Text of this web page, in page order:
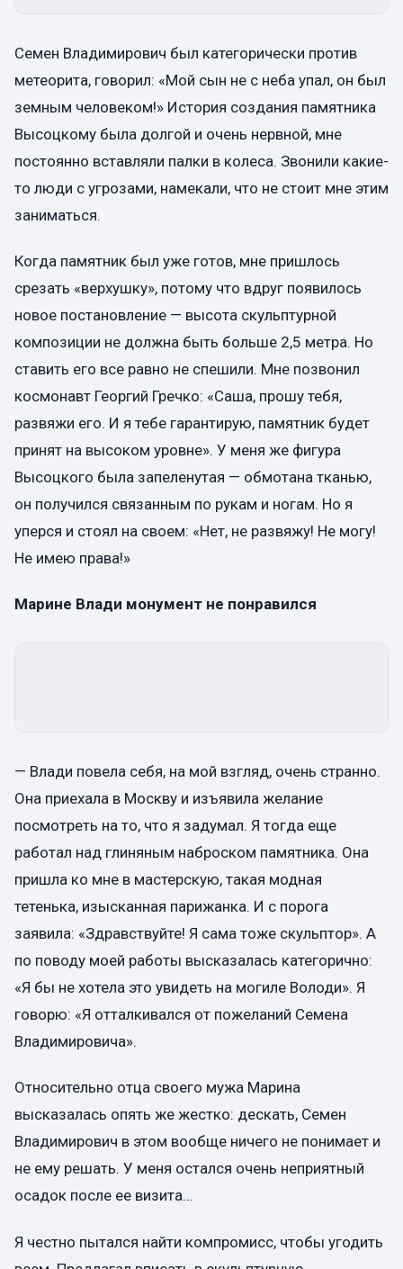
Семен Владимирович был категорически против
метеорита, говорил: «Мой сын не с неба упал, он был
земным человеком!» История создания памятника
Высоцкому была долгой и очень нервной, мне
постоянно вставляли палки в колеса. Звонили какие-
то люди с угрозами, намекали, что не стоит мне этим
заниматься.
Когда памятник был уже готов, мне пришлось
срезать «верхушку», потому что вдруг появилось
новое постановление — высота скульптурной
композиции не должна быть больше 2,5 метра. Но
ставить его все равно не спешили. Мне позвонил
космонавт Георгий Гречко: «Саша, прошу тебя,
развяжи его. И я тебе гарантирую, памятник будет
принят на высоком уровне». У меня же фигура
Высоцкого была запеленутая — обмотана тканью,
он получился связанным по рукам и ногам. Но я
уперся и стоял на своем: «Нет, не развяжу! Не могу!
Не имею права!»
Марине Влади монумент не понравился
— Влади повела себя, на мой взгляд, очень странно.
Она приехала в Москву и изъявила желание
посмотреть на то, что я задумал. Я тогда еще
работал над глиняным наброском памятника. Она
пришла ко мне в мастерскую, такая модная
тетенька, изысканная парижанка. И с порога
заявила: «Здравствуйте! Я сама тоже скульптор». А
по поводу моей работы высказалась категорично:
«Я бы не хотела это увидеть на могиле Володи». Я
говорю: «Я отталкивался от пожеланий Семена
Владимировича».
Относительно отца своего мужа Марина
высказалась опять же жестко: дескать, Семен
Владимирович в этом вообще ничего не понимает и
не ему решать. У меня остался очень неприятный
осадок после ее визита…
Я честно пытался найти компромисс, чтобы угодить